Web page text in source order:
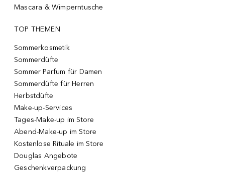
Mascara & Wimperntusche
TOP THEMEN
Sommerkosmetik
Sommerdüfte
Sommer Parfum für Damen
Sommerdüfte für Herren
Herbstdüfte
Make-up-Services
Tages-Make-up im Store
Abend-Make-up im Store
Kostenlose Rituale im Store
Douglas Angebote
Geschenkverpackung